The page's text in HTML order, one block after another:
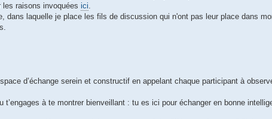
raisons invoquées ici.
dans laquelle je place les fils de discussion qui n'ont pas leur place dans
d’échange serein et constructif en appelant chaque participant à
t’engages à te montrer bienveillant : tu es ici pour échanger en bonne